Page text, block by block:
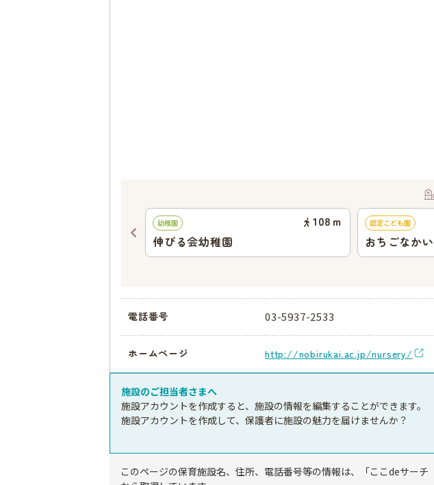
幼稚園 108 ｍ
伸びる会幼稚園
認定こども園
おちごなか
電話番号 03-5937-2533
ホームページ http://nobirukai.ac.jp/nursery/
施設のご担当者さまへ
施設アカウントを作成すると、施設の情報を編集することができます。
施設アカウントを作成して、保護者に施設の魅力を届けませんか？
このページの保育施設名、住所、電話番号等の情報は、「ここdeサー